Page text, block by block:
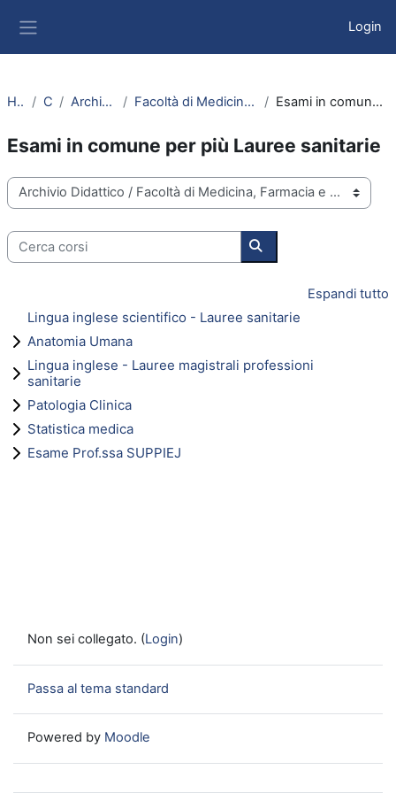
Login
Home Corsi Archivio Didattico Facoltà di Medicina, Farmacia e Prevenzione Esami in comune per più Lauree sanitarie
Esami in comune per più Lauree sanitarie
Categorie di corso
Cerca corsi
Cerca corsi
Espandi tutto
Lingua inglese scientifico - Lauree sanitarie
Anatomia Umana
Lingua inglese - Lauree magistrali professioni
sanitarie
Patologia Clinica
Statistica medica
Esame Prof.ssa SUPPIEJ
Non sei collegato. (Login)
Passa al tema standard
Powered by Moodle